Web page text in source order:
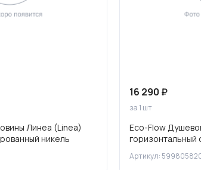
Линеа (Linea)
никель
16 290 ₽
за 1 шт
Eco-Flow
Артикул: